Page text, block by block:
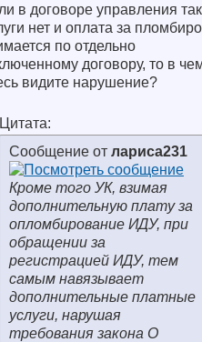
в договоре управления
нет и оплата за
по отдельно
договору, то в
видите нарушение?
Цитата:
Сообщение от лариса231
Кроме того УК, взимая
дополнительную плату за
опломбирование ИДУ, при
обращении за
регистрацией ИДУ, тем
самым навязывает
дополнительные платные
услуги, нарушая
требования закона О